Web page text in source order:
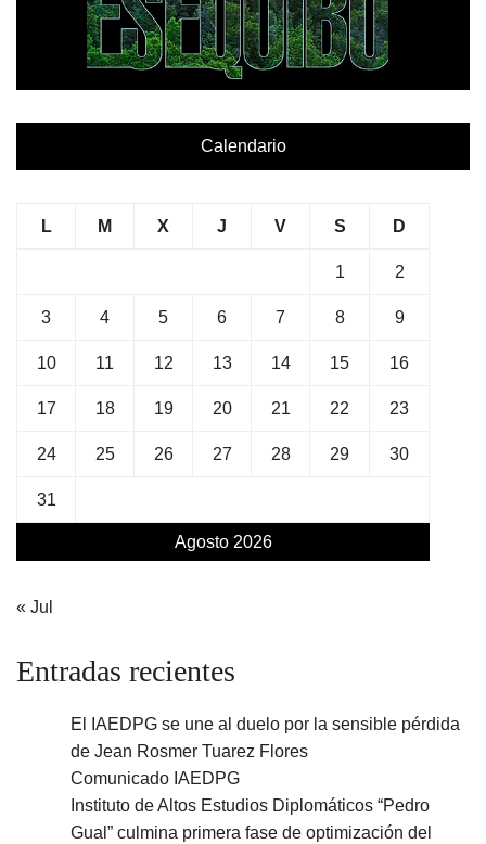
Calendario
Agosto 2026
L M X J V S D
1 2
3 4 5 6 7 8 9
10 11 12 13 14 15 16
17 18 19 20 21 22 23
24 25 26 27 28 29 30
31
« Jul
Entradas recientes
El IAEDPG se une al duelo por la sensible pérdida
de Jean Rosmer Tuarez Flores
Comunicado IAEDPG
Instituto de Altos Estudios Diplomáticos “Pedro
Gual” culmina primera fase de optimización del